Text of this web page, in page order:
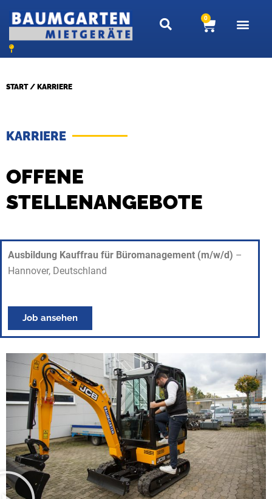
Inhalt
springen
0
W
r
START/ KARRIERE
KARRIERE
OFFENE
STELLENANGEBOTE
Ausbildung Kauffrau für Büromanagement (m/w/d) –
Hannover, Deutschland
Job ansehen